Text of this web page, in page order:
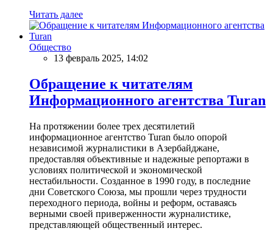
Читать далее
Общество
13 февраль 2025, 14:02
Обращение к читателям
Информационного агентства Turan
На протяжении более трех десятилетий
информационное агентство Turan было опорой
независимой журналистики в Азербайджане,
предоставляя объективные и надежные репортажи в
условиях политической и экономической
нестабильности. Созданное в 1990 году, в последние
дни Советского Союза, мы прошли через трудности
переходного периода, войны и реформ, оставаясь
верными своей приверженности журналистике,
представляющей общественный интерес.